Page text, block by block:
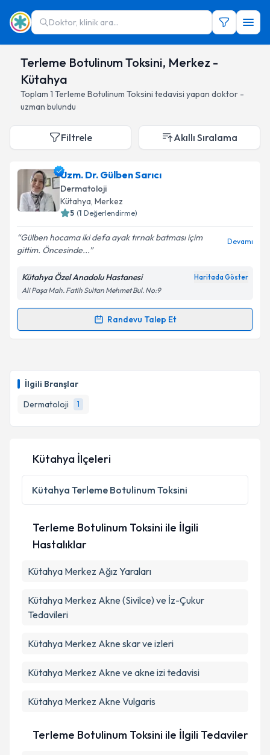
Doktor, klinik ara...
Terleme Botulinum Toksini, Merkez -
Kütahya
Toplam 1 Terleme Botulinum Toksini tedavisi yapan doktor -
uzman bulundu
İlgili Branşlar
Dermatoloji
1
Filtrele Akıllı Sıralama
Uzm. Dr. Gülben Sarıcı
Dermatoloji
Kütahya, Merkez
5 (1 Değerlendirme)
Gülben hocama iki defa ayak tırnak batması içim
gittim. Öncesinde...
Devamı
Kütahya Özel Anadolu Hastanesi Haritada Göster
Ali Paşa Mah. Fatih Sultan Mehmet Bul. No:9
Randevu Talep Et
Randevu Takvimi Talebi
takvim hazırlandığında e-posta ile bilgilendireceğiz.
E-posta Adresiniz
Kişisel verilerimin işlenmesine ilişkinAydınlatma
Metni
'ni okudum ve kişisel verilerimin belirtilen
kapsamda işlenmesini kabul ediyorum.
Takvim Talebini Gönder
Kütahya İlçeleri
Kütahya Terleme Botulinum Toksini
Terleme Botulinum Toksini ile İlgili
Hastalıklar
Kütahya Merkez Ağız Yaraları
Kütahya Merkez Akne (Sivilce) ve İz-Çukur
Tedavileri
Kütahya Merkez Akne skar ve izleri
Kütahya Merkez Akne ve akne izi tedavisi
Kütahya Merkez Akne Vulgaris
Terleme Botulinum Toksini ile İlgili Tedaviler